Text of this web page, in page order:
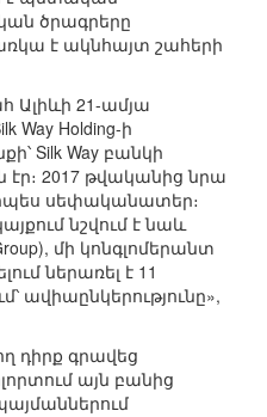
ծրագրերը
է ակնհայտ շահերի
Ալիևի 21-ամյա
Way Holding-ի
Silk Way բանկի
2017 թվականից նրա
սեփականատեր։
նշվում է նաև
մի կոնգլոմերանտ
ներառել է 11
ավիաընկերությունը»,
դիրք գրավեց
այն բանից